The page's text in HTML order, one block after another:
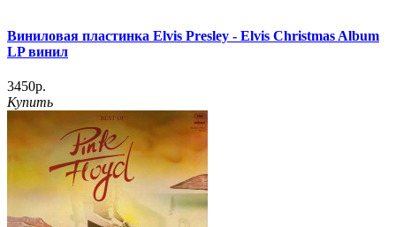
Виниловая пластинка Elvis Presley - Elvis Christmas Album
LP винил
3450р.
Купить